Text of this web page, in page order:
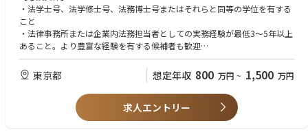
ジション
‐法務
マネージャー1名 30代中盤
リーダー ←募集中
メンバー2名 30前半、20代中盤
業務委託・派遣4名 30～40代
‐総務
リーダー1名 40代前半
メンバー2名 40代前半、20代中盤
・法的審査：楽天の製品・マーケティング・事業施策に関する法的審査を
実施。他チームと連携し、ローンチとイノベーションを促進するための実
践的かつ解決志向の助言を提供する
・紛争解決：顧客やサプライヤーとの紛争対応
・法学士号、法学修士号、法務博士号またはそれらと同等の学位を有する
こと
・法律事務所または企業内法務担当者としての実務経験が最低3～5年以上
あること。より豊富な経験を有する候補者も歓迎
・日本語と英語に堪能であること
【歓迎要件】
・海外または日本の弁護士資格を有すること
・多国籍かつ多様な環境での実務経験を有すること
・IT、ソフトウェア、または通信業界での実務経験を有すること
東京都 想定年収 800 万円 ~ 1,500 万円
求人エントリー